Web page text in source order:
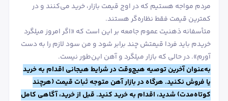
مردم مواجه هستیم که در اوج قیمت بازار، خرید می‌کنند و در
کمترین قیمت فقط نظاره‌گر هستند.
متأسفانه ذهنیت عموم جامعه بر این است که «اگر امروز میلگرد
خریدم باید فردا قیمتش چند برابر شود و من سود لازم را به دست
آورم». در حالی که بازار میلگرد و آهن این‌طور نیست.
به‌عنوان آخرین توصیه هیچ‌وقت در شرایط هیجانی اقدام به خرید
یا فروش نکنید. هرگاه در بازار آهن متوجه ثبات قیمت (هرچند
کوتاه‌مدت) شدید، اقدام به خرید کنید. قبل از خرید، آگاهی کامل